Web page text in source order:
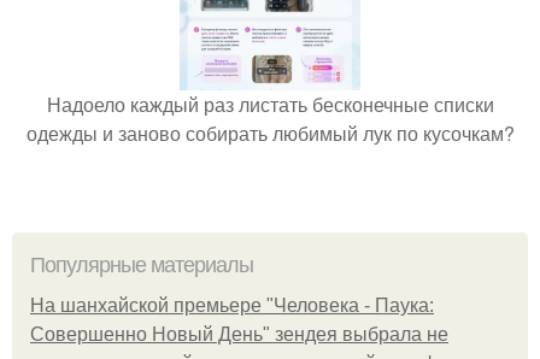
Надоело каждый раз листать бесконечные списки
одежды и заново собирать любимый лук по кусочкам?
Популярные материалы
На шанхайской премьере "Человека - Паука:
Совершенно Новый День" зендея выбрала не